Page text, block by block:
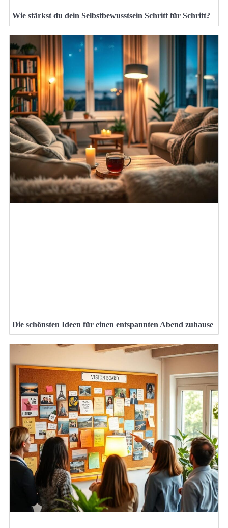
Wie stärkst du dein Selbstbewusstsein Schritt für Schritt?
Die schönsten Ideen für einen entspannten Abend zuhause